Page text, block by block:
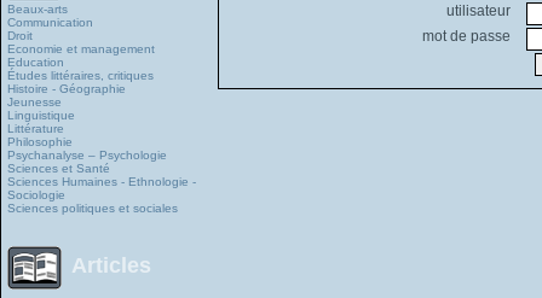
Beaux-arts
Communication
Droit
Economie et management
Education
Études littéraires, critiques
Histoire - Géographie
Jeunesse
Linguistique
Littérature
Philosophie
Psychanalyse – Psychologie
Sciences et Santé
Sciences Humaines - Ethnologie -
Sociologie
Sciences politiques et sociales
Articles
utilisateur
mot de passe